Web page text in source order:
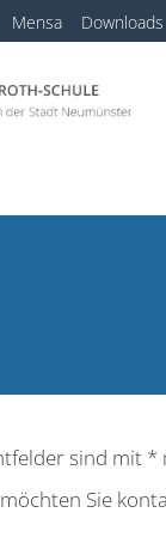
Mensa Downloads
sind‌ mit‌ *
Sie